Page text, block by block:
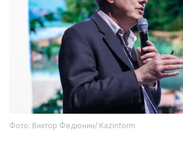
Фото: Виктор Федюнин/ Kazinform